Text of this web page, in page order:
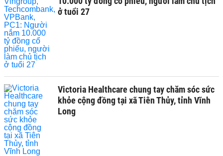
ở tuổi 27
Victoria Healthcare chung tay chăm sóc sức
khỏe cộng đồng tại xã Tiên Thủy, tỉnh Vĩnh
Long